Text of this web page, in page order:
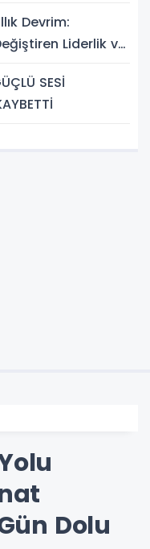
Devrim:
Liderlik ve
SESİ
Dolu